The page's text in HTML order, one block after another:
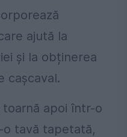
ajută la
și la obținerea
cașcaval.
apoi într-o
o tavă tapetată,